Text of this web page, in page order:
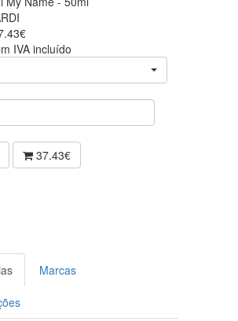
IVA incluído
37.43€
Marcas